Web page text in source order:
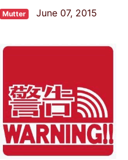
Mutter June 07, 2015